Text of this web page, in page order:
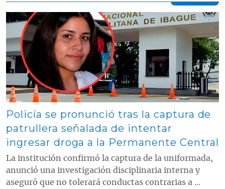
Contenido multimedia principal
Policía se pronunció tras la captura de
patrullera señalada de intentar
ingresar droga a la Permanente Central
La institución confirmó la captura de la uniformada,
anunció una investigación disciplinaria interna y
aseguró que no tolerará conductas contrarias a ...